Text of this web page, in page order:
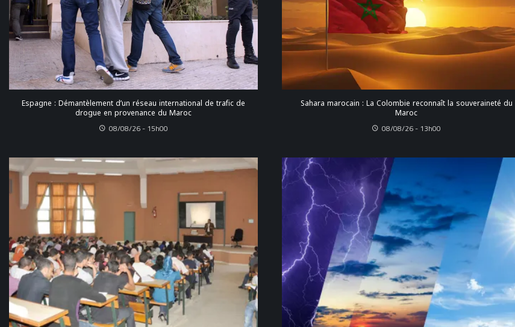
Espagne : Démantèlement d’un réseau international de trafic de
drogue en provenance du Maroc
08/08/26 - 15h00
Sahara marocain : La Colombie reconnaît la souveraineté du
Maroc
08/08/26 - 13h00